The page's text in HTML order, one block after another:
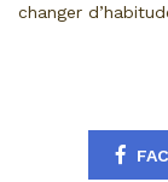
changer